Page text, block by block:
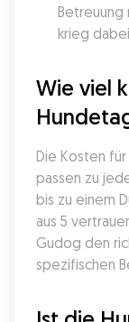
Betreuung
krieg
Wie viel
Die Kosten
passen zu
bis zu einem
aus 5
Gudog den
spezifischen